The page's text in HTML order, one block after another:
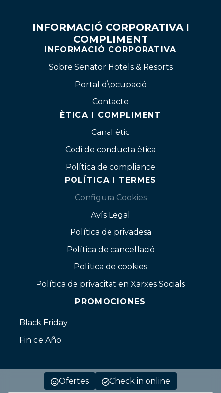
Ofertes Check in online
INFORMACIÓ CORPORATIVA I
COMPLIMENT
INFORMACIÓ CORPORATIVA
Sobre Senator Hotels & Resorts
Portal d\’ocupació
Contacte
ÈTICA I COMPLIMENT
Canal ètic
Codi de conducta ètica
Política de compliance
POLÍTICA I TERMES
Configura Cookies
Avís Legal
Política de privadesa
Política de cancel·lació
Política de cookies
Política de privacitat en Xarxes Socials
PROMOCIONES
Black Friday
Fin de Año